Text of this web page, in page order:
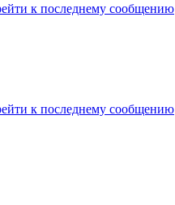
к последнему сообщению
к последнему сообщению